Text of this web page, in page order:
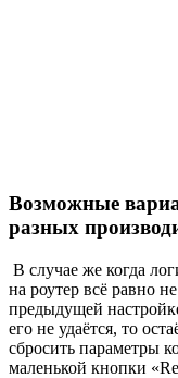
Возможные
разных
В случае же когда
на роутер всё равно
предыдущей
его не удаётся, то
сбросить параметры
маленькой кнопки